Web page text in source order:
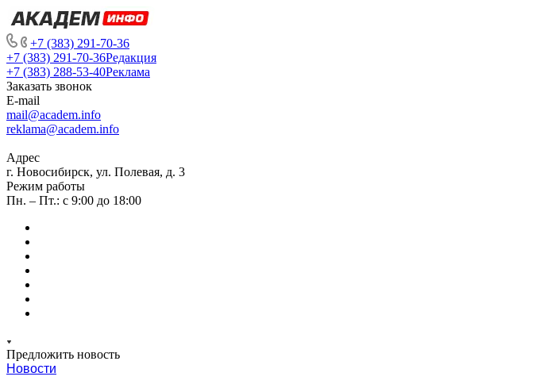
+7 (383) 291-70-36
+7 (383) 291-70-36Редакция
+7 (383) 288-53-40Реклама
Заказать звонок
E-mail
mail@academ.info
reklama@academ.info
Адрес
г. Новосибирск, ул. Полевая, д. 3
Режим работы
Пн. – Пт.: с 9:00 до 18:00
Предложить новость
Новости